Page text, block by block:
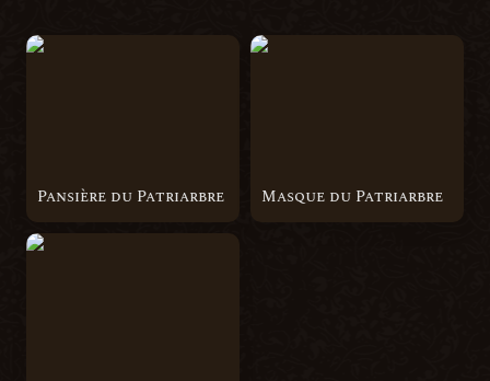
Pansière du Patriarbre
Pansière du Patriarbre
Masque du Patriarbre
Masque du Patriarbre
Braies du Patriarbre